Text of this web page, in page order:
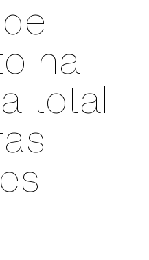
de
na
total